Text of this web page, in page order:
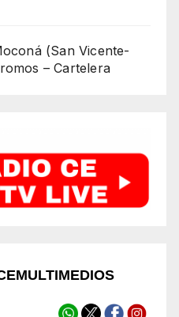
(San Vicente-
– Cartelera